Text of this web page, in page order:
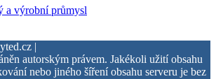
a výrobní průmysl
|
autorským právem. Jakékoli užití obsahu
nebo jiného šíření obsahu serveru je bez